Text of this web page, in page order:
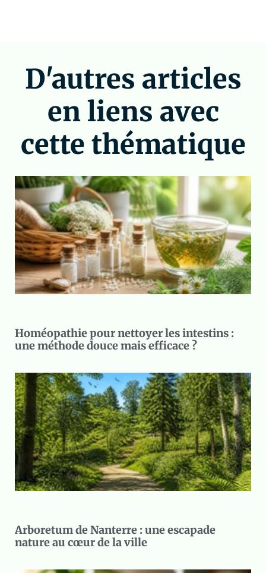
D'autres articles
en liens avec
cette thématique
Homéopathie pour nettoyer les intestins :
une méthode douce mais efficace ?
Arboretum de Nanterre : une escapade
nature au cœur de la ville